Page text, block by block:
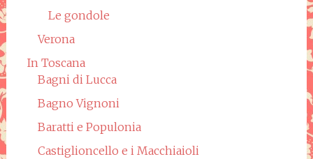
Le gondole
Verona
In Toscana
Bagni di Lucca
Bagno Vignoni
Baratti e Populonia
Castiglioncello e i Macchiaioli